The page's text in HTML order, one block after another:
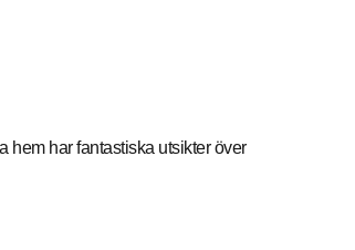
hem har fantastiska utsikter över